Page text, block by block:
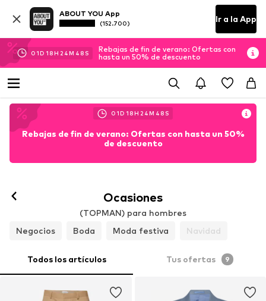
ABOUT YOU App
(152.700) Ir a la App
01D 18H 24M 46 S
Rebajas de fin de verano: Ofertas con
hasta un 50% de descuento
01D 18H 24M 46 S
Rebajas de fin de verano: Ofertas con hasta un 50%
de descuento
Ocasiones
(TOPMAN) para hombres
Negocios
Boda Moda festiva Navidad
Todos los artículos Tus ofertas 9